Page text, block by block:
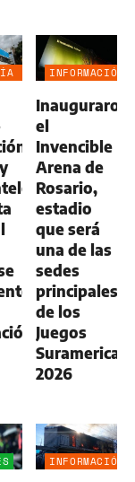
INFORMACIÓN
Inauguraron
el
Invencible
Arena de
Rosario,
estadio
que será
una de las
sedes
principales
de los
Juegos
2026
INFORMACIÓN